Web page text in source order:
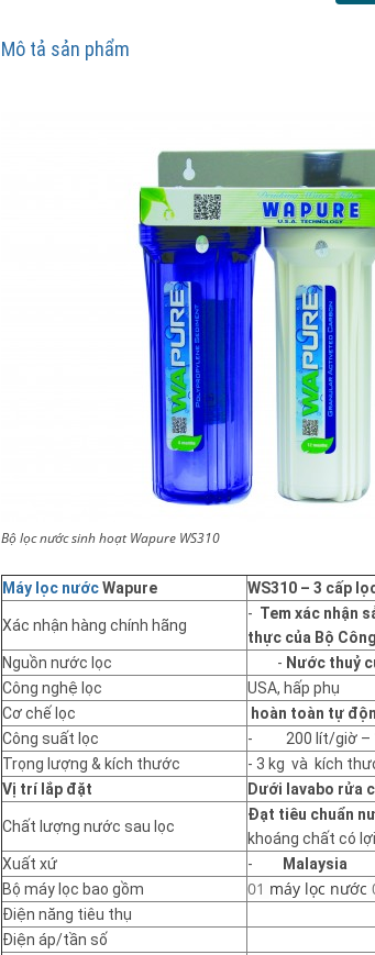
Mô tả sản phẩm
Bộ lọc nước sinh hoạt Wapure WS310
Máy lọc nướcWapure WS310 – 3 cấp
Xác nhận hàng chính hãng
- Tem xác nhận
thực của Bộ
Nguồn nước lọc
- Nước thuỷ
Công nghệ lọc
USA, hấp phụ
Cơ chế lọc
hoàn toàn tự
Công suất lọc
- 200 lít/giờ –
Trọng lượng & kích thước
- 3 kg và kích
Vị trí lắp đặt
Dưới lavabo rửa
Chất lượng nước sau lọc
Đạt tiêu chuẩn
khoáng chất có
Xuất xứ -
Malaysia
Bộ máy lọc bao gồm
01 máy lọc nước
Điện năng tiêu thụ
Điện áp/tần số